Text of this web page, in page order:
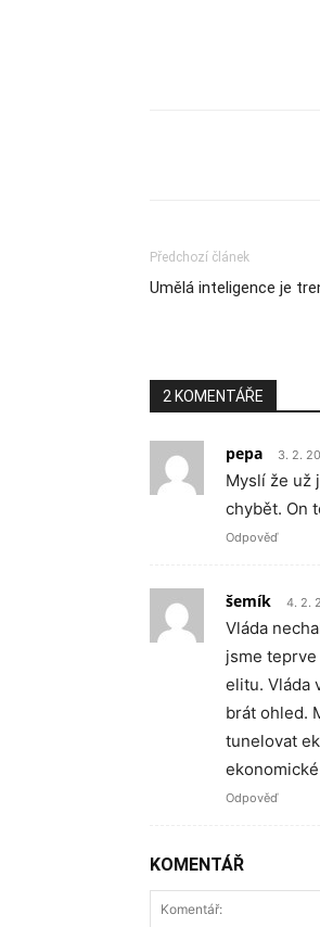
Předchozí článek
Umělá inteligence je
2 KOMENTÁŘE
pepa 3. 2.
Myslí že už
chybět. On
Odpověď
šemík 4. 2.
Vláda
jsme
elitu. Vláda
brát ohled.
tunelovat
Odpověď
KOMENTÁŘ